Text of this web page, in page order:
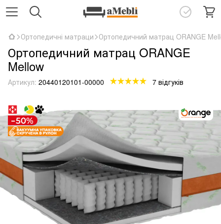
Ортопедичні матраци Ортопедичний матрац ORANGE
Ортопедичний матрац ORANGE
Mellow
Артикул: 20440120101-00000 7 відгуків